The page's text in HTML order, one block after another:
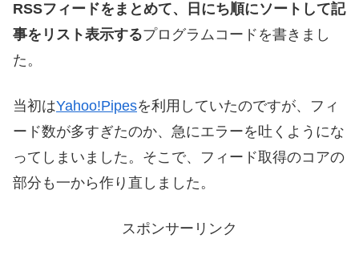
RSSフィードをまとめて、日にち順にソートして記
事をリスト表示するプログラムコードを書きまし
た。
当初はYahoo!Pipesを利用していたのですが、フィ
ード数が多すぎたのか、急にエラーを吐くようにな
ってしまいました。そこで、フィード取得のコアの
部分も一から作り直しました。
スポンサーリンク